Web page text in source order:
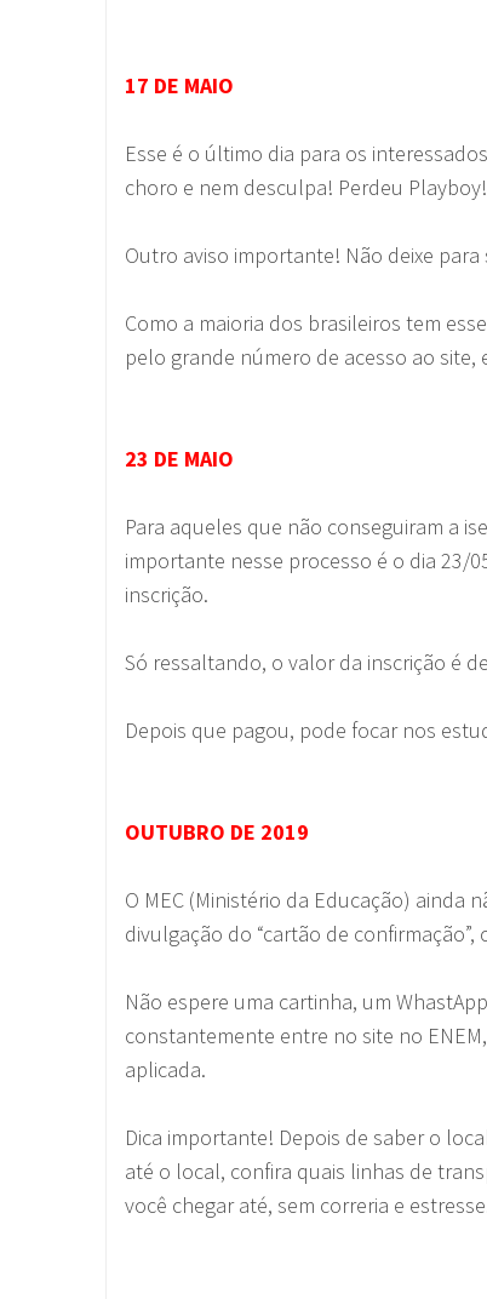
17 DE MAIO
Esse é o último dia para os
choro e nem desculpa! Perdeu
Outro aviso importante! Não deixe
Como a maioria dos brasileiros tem
pelo grande número de acesso ao
23 DE MAIO
Para aqueles que não conseguiram a
importante nesse processo é o dia 23/
inscrição.
Só ressaltando, o valor da inscrição é
Depois que pagou, pode focar nos
OUTUBRO DE 2019
O MEC (Ministério da Educação) ainda
divulgação do “cartão de confirmação”,
Não espere uma cartinha, um
constantemente entre no site no
aplicada.
Dica importante! Depois de saber o
até o local, confira quais linhas de
você chegar até, sem correria e